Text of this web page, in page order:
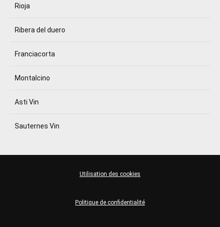
Rioja
Ribera del duero
Franciacorta
Montalcino
Asti Vin
Sauternes Vin
Politique de confidentialité
Utilisation des cookies